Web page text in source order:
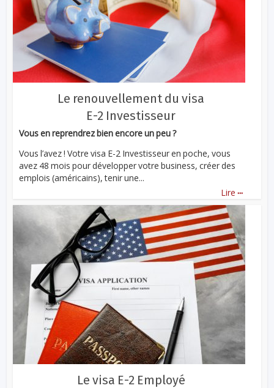
Le renouvellement du visa
E-2 Investisseur
Vous en reprendrez bien encore un peu ?
Vous l’avez ! Votre visa E-2 Investisseur en poche, vous
avez 48 mois pour développer votre business, créer des
emplois (américains), tenir une...
Lire ...
Le visa E-2 Employé